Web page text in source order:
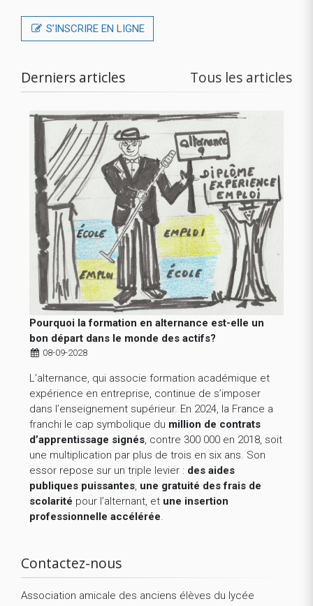
S’INSCRIRE EN LIGNE
Derniers articles Tous les articles
Pourquoi la formation en alternance est-elle un
bon départ dans le monde des actifs?
08-09-2028
L’alternance, qui associe formation académique et
expérience en entreprise, continue de s’imposer
dans l’enseignement supérieur. En 2024, la France a
franchi le cap symbolique du million de contrats
d’apprentissage signés, contre 300 000 en 2018, soit
une multiplication par plus de trois en six ans. Son
essor repose sur un triple levier : des aides
publiques puissantes, une gratuité des frais de
scolarité pour l’alternant, et une insertion
professionnelle accélérée.
Contactez-nous
Association amicale des anciens élèves du lycée